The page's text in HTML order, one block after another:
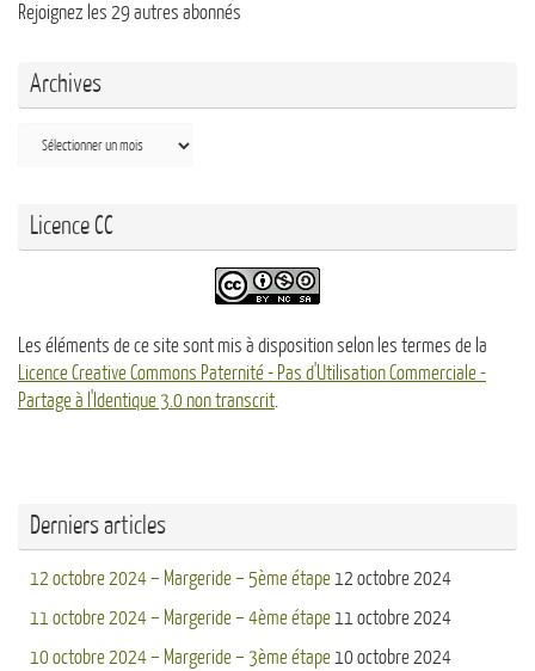
Rejoignez les 29 autres abonnés
Archives
Archives
Licence CC
Les éléments de ce site sont mis à disposition selon les termes de la
Licence Creative Commons Paternité - Pas d'Utilisation Commerciale -
Partage à l'Identique 3.0 non transcrit
Derniers articles
12 octobre 2024 – Margeride – 5ème étape 12 octobre 2024
11 octobre 2024 – Margeride – 4ème étape 11 octobre 2024
10 octobre 2024 – Margeride – 3ème étape 10 octobre 2024